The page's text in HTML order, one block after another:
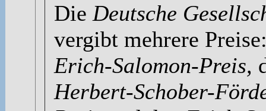
Die Deutsche
vergibt mehrere
Erich-Salomon-Preis,
Herbert-Schober-